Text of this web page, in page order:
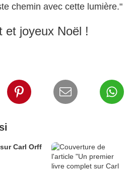
chemin avec cette lumière."
et joyeux Noël !
Carl Orff